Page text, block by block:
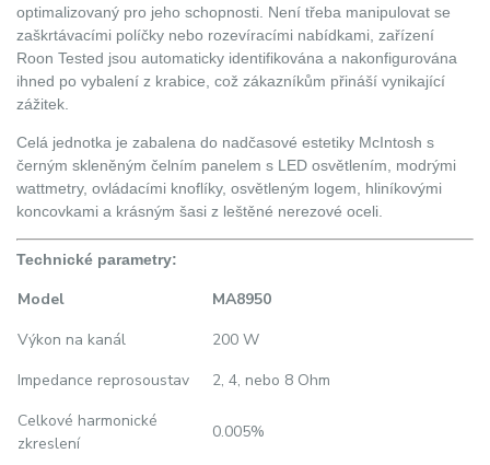
optimalizovaný pro jeho schopnosti. Není třeba manipulovat se
zaškrtávacími políčky nebo rozevíracími nabídkami, zařízení
Roon Tested jsou automaticky identifikována a nakonfigurována
ihned po vybalení z krabice, což zákazníkům přináší vynikající
zážitek.
Celá jednotka je zabalena do nadčasové estetiky McIntosh s
černým skleněným čelním panelem s LED osvětlením, modrými
wattmetry, ovládacími knoflíky, osvětleným logem, hliníkovými
koncovkami a krásným šasi z leštěné nerezové oceli.
Technické parametry:
Model
MA8950
Výkon na kanál
200 W
Impedance reprosoustav
2, 4, nebo 8 Ohm
Celkové harmonické
zkreslení
0.005%